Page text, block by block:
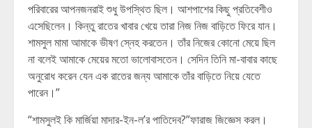
পরিবারের আপনজনরাই শুধু উপস্থিত ছিল। আশপাশের কিছু প্রতিবেশীও
এসেছিলেন। কিন্তু রাতের খাবার খেয়ে তারা নিজ নিজ বাড়িতে ফিরে যান।
শামসুল মামা আমাকে ভীষণ স্নেহ করতেন। তাঁর নিজের কোনো মেয়ে ছিল
না বলেই আমাকে মেয়ের মতো ভালোবাসতেন। সেদিন তিনি মা-বাবার কাছে
অনুরোধ করেন যেন এক রাতের জন্য আমাকে তাঁর বাড়িতে নিয়ে যেতে
পারেন।”
“শামসুলই কি মার্জিয়া মাদার-ইন-ল’র পাতিদেব?”ফারাজ জিজ্ঞেস করল।